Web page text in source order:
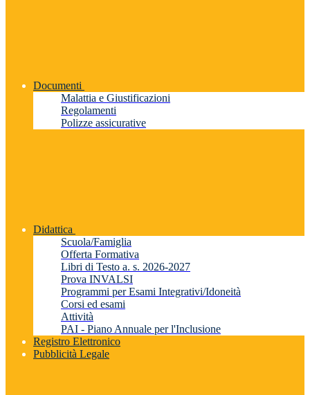
Documenti
Malattia e Giustificazioni
Regolamenti
Polizze assicurative
Didattica
Scuola/Famiglia
Offerta Formativa
Libri di Testo a. s. 2026-2027
Prova INVALSI
Programmi per Esami Integrativi/Idoneità
Corsi ed esami
Attività
PAI - Piano Annuale per l'Inclusione
Registro Elettronico
Pubblicità Legale